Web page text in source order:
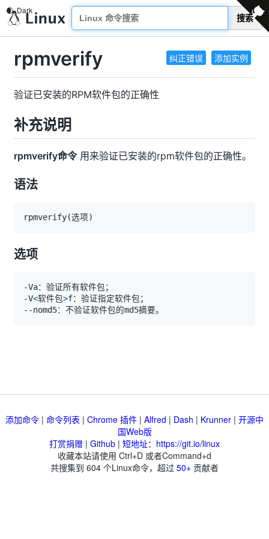
搜索
纠正错误 添加实例
rpmverify
验证已安装的RPM软件包的正确性
补充说明
rpmverify命令用来验证已安装的rpm软件包的正确性。
语法
rpmverify(选项)
选项
-V<软件包>
添加命令 | 命令列表 | Chrome 插件 | Alfred | Dash | Krunner | 开源中
国Web版
打赏捐赠 | Github | 短地址：https://git.io/linux
收藏本站请使用 Ctrl+D 或者Command+d
共搜集到 604 个Linux命令，超过 50+ 贡献者